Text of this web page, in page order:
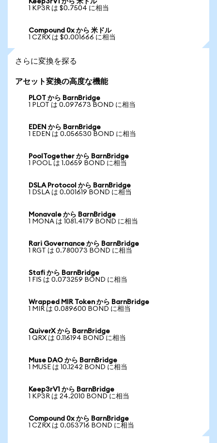
Keep3rV1 から 米ドル
1 KP3R は $0.7504 に相当
Compound 0x から 米ドル
1 CZRX は $0.001666 に相当
さらに変換を探る
アセット変換の高度な機能
PLOT から BarnBridge
1 PLOT は 0.097673 BOND に相当
EDEN から BarnBridge
1 EDEN は 0.056530 BOND に相当
PoolTogether から BarnBridge
1 POOL は 1.0659 BOND に相当
DSLA Protocol から BarnBridge
1 DSLA は 0.001619 BOND に相当
Monavale から BarnBridge
1 MONA は 1081.4179 BOND に相当
Rari Governance から BarnBridge
1 RGT は 0.780073 BOND に相当
Stafi から BarnBridge
1 FIS は 0.073259 BOND に相当
Wrapped MIR Token から BarnBridge
1 MIR は 0.089600 BOND に相当
QuiverX から BarnBridge
1 QRX は 0.116194 BOND に相当
Muse DAO から BarnBridge
1 MUSE は 10.1242 BOND に相当
Keep3rV1 から BarnBridge
1 KP3R は 24.2010 BOND に相当
Compound 0x から BarnBridge
1 CZRX は 0.053716 BOND に相当